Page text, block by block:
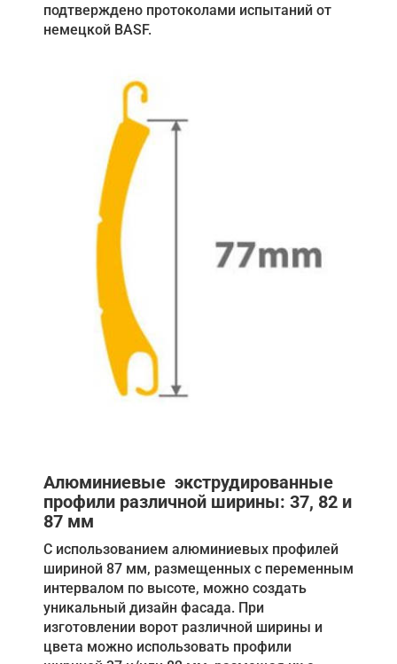
подтверждено протоколами испытаний от
немецкой BASF.
Алюминиевые экструдированные
профили различной ширины: 37, 82 и
87 мм
С использованием алюминиевых профилей
шириной 87 мм, размещенных с переменным
интервалом по высоте, можно создать
уникальный дизайн фасада. При
изготовлении ворот различной ширины и
цвета можно использовать профили